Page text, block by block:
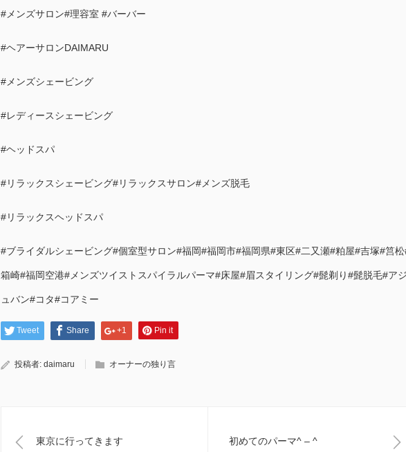
#メンズサロン#理容室 #バーバー
#ヘアーサロンDAIMARU
#メンズシェービング
#レディースシェービング
#ヘッドスパ
#リラックスシェービング#リラックスサロン#メンズ脱毛
#リラックスヘッドスパ
#ブライダルシェービング#個室型サロン#福岡#福岡市#福岡県#東区#二又瀬#粕屋#吉塚#筥
箱崎#福岡空港#メンズツイストスパイラルパーマ#床屋#眉スタイリング#髭剃り#髭脱毛#アジ
ュバン#コタ#コアミー
Tweet Share +1 Pin it
投稿者: daimaru オーナーの独り言
東京に行ってきます 初めてのパーマ^ – ^